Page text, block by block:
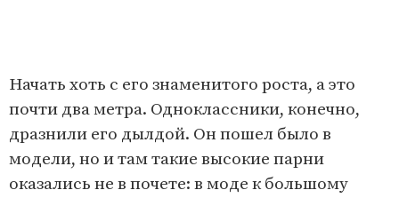
Начать хоть с его знаменитого роста, а это
почти два метра. Одноклассники, конечно,
дразнили его дылдой. Он пошел было в
модели, но и там такие высокие парни
оказались не в почете: в моде к большому